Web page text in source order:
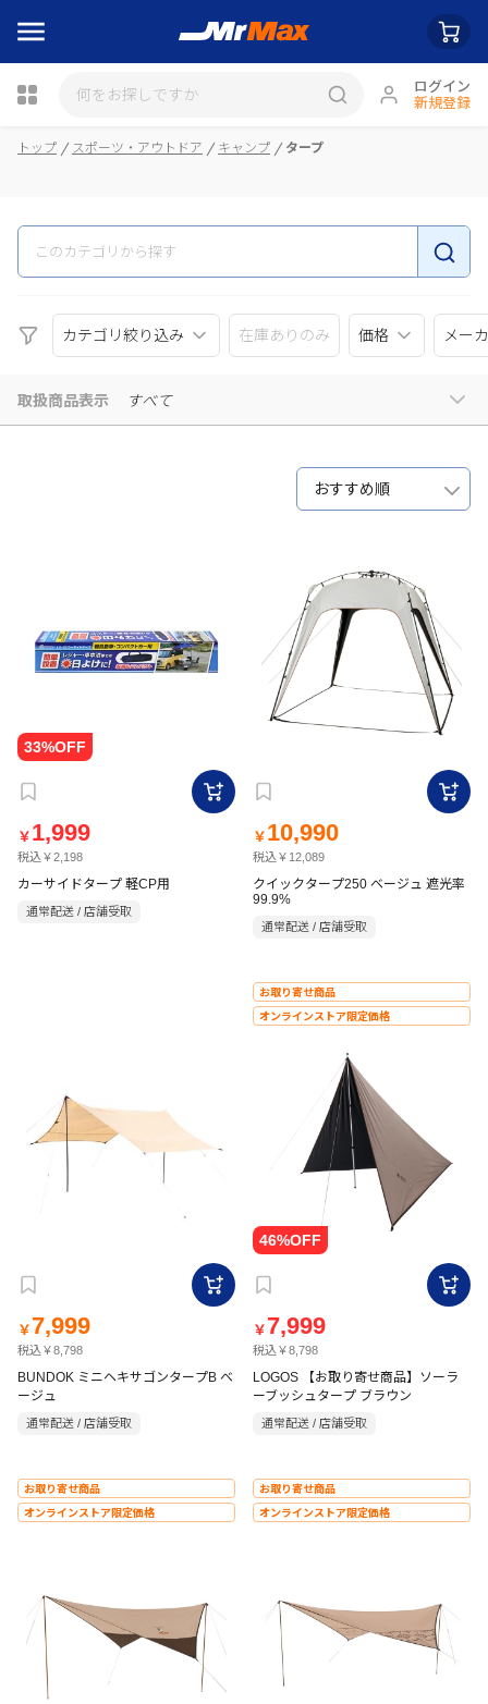
ログイン
新規登録
瓶詰
トップ スポーツ・アウトドア キャンプ タープ
カテゴリ絞り込み 在庫ありのみ 価格 メー
取扱商品表示 すべて
おすすめ順
￥ 1,999
税込￥2,198
カーサイドタープ 軽CP用
通常配送 / 店舗受取
￥ 10,990
税込￥12,089
クイックタープ250 ベージュ 遮光率
99.9%
通常配送 / 店舗受取
￥ 7,999
税込￥8,798
BUNDOK ミニヘキサゴンタープB ベ
ージュ
通常配送 / 店舗受取
お取り寄せ商品
オンラインストア限定価格
￥ 7,999
税込￥8,798
LOGOS 【お取り寄せ商品】ソーラ
ーブッシュタープ ブラウン
通常配送 / 店舗受取
お取り寄せ商品
オンラインストア限定価格
お取り寄せ商品
オンラインストア限定価格